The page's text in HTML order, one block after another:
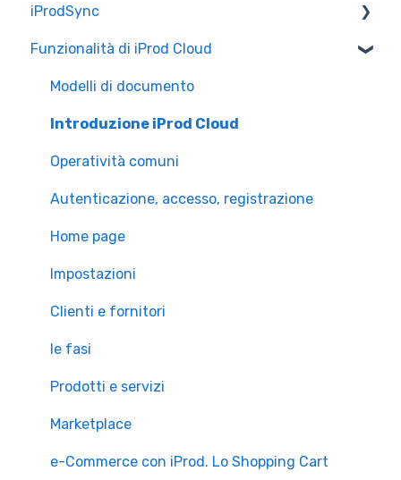
Liste di Prelievo
Configurazione Alleantia
Configurazioni di Rete
iProdSync
Informazioni generali
Accesso a iProd
Licenza
Funzionalità di iProd Cloud
Modelli di documento
Introduzione iProd Cloud
Operatività comuni
Autenticazione, accesso, registrazione
Home page
Impostazioni
Clienti e fornitori
le fasi
Prodotti e servizi
Marketplace
e-Commerce con iProd. Lo Shopping Cart